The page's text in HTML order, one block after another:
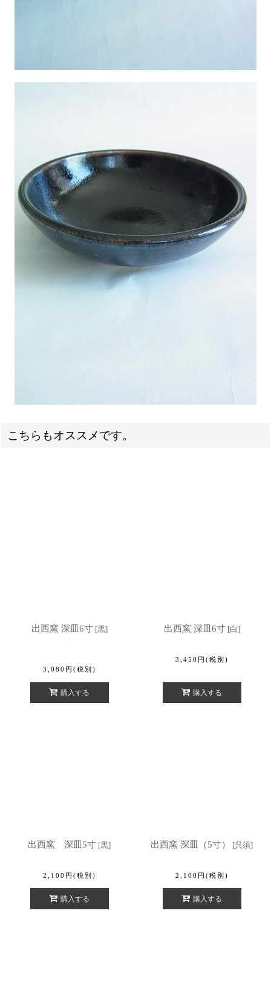
こちらもオススメです。
出西窯 深皿6寸 [黒]
3,080 円 (税別)
購入する
出西窯 深皿6寸 [白]
3,450 円 (税別)
購入する
出西窯 深皿5寸 [黒]
2,100 円 (税別)
購入する
出西窯 深皿（5寸） [呉須]
2,100 円 (税別)
購入する